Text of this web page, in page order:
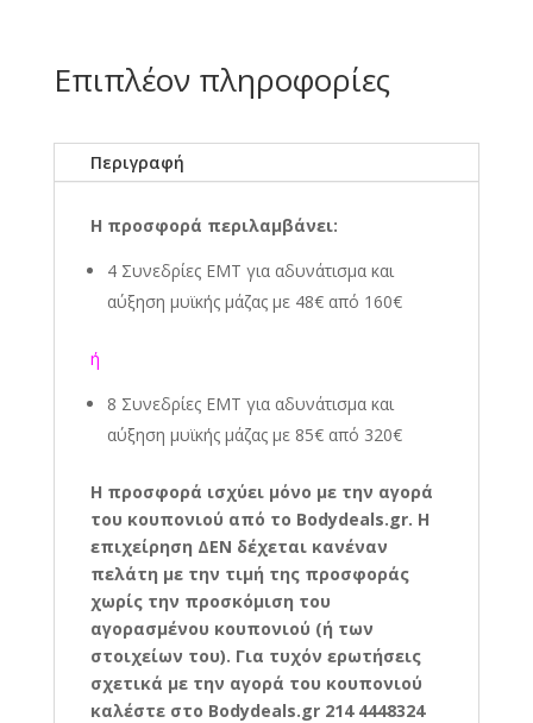
Επιπλέον πληροφορίες
Περιγραφή
Η προσφορά περιλαμβάνει:
4 Συνεδρίες EMT για αδυνάτισμα και
αύξηση μυϊκής μάζας με 48€ από 160€
ή
8 Συνεδρίες EMT για αδυνάτισμα και
αύξηση μυϊκής μάζαςμε 85€ από 320€
Η προσφορά ισχύει μόνο με την αγορά
του κουπονιού από το Bodydeals.gr. Η
επιχείρηση ΔΕΝ δέχεται κανέναν
πελάτη με την τιμή της προσφοράς
χωρίς την προσκόμιση του
αγορασμένου κουπονιού (ή των
στοιχείων του). Για τυχόν ερωτήσεις
σχετικά με την αγορά του κουπονιού
καλέστε στο Bodydeals.gr 214 4448324